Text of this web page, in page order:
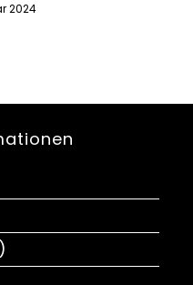
2024